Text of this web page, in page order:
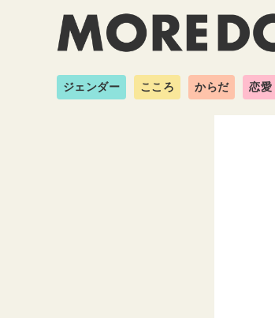
ジェンダー こころ からだ 恋愛